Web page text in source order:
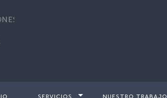
SERVICIOS NUESTRO TRABAJO